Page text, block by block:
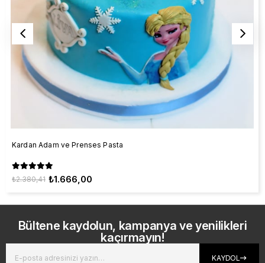
Kardan Adam ve Prenses Pasta
₺1.666,00
₺2.380,41
Bültene kaydolun, kampanya ve yenilikleri
kaçırmayın!
KAYDOL